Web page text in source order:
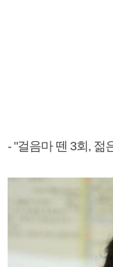
- "걸음마 뗀 3회, 젊